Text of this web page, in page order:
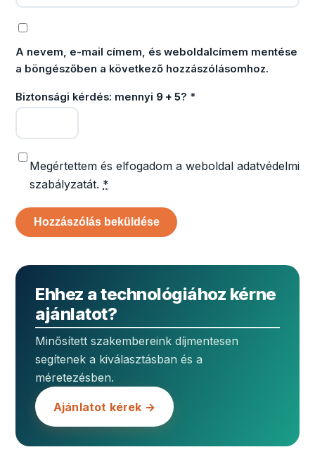
A nevem, e-mail címem, és weboldalcímem mentése
a böngészőben a következő hozzászólásomhoz.
Biztonsági kérdés: mennyi 9 + 5? *
Megértettem és elfogadom a weboldal adatvédelmi
szabályzatát. *
Ehhez a technológiához kérne
ajánlatot?
Minősített szakembereink díjmentesen
segítenek a kiválasztásban és a
méretezésben.
Ajánlatot kérek →